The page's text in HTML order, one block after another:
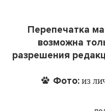
Перепечатка
возможна
разрешения
Фото: из